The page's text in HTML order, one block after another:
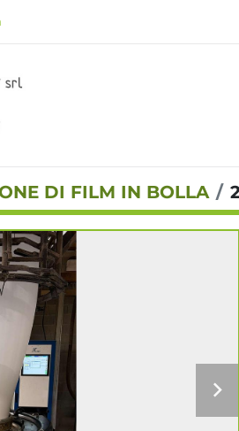
DI FILM IN BOLLA